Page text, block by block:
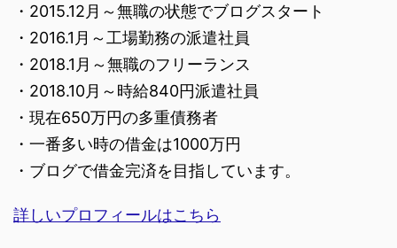
・2015.12月～無職の状態でブログスタート
・2016.1月～工場勤務の派遣社員
・2018.1月～無職のフリーランス
・2018.10月～時給840円派遣社員
・現在650万円の多重債務者
・一番多い時の借金は1000万円
・ブログで借金完済を目指しています。
詳しいプロフィールはこちら